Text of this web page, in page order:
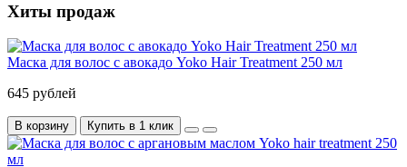
Хиты продаж
Маска для волос с авокадо Yoko Hair Treatment 250 мл
645 рублей
В корзину Купить в 1 клик